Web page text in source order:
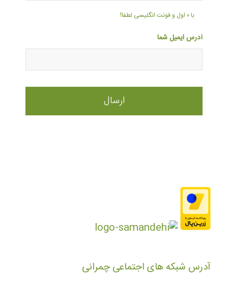
با ۰ اول و فونت انگلیسی لطفا!
آدرس ایمیل شما
آدرس شبکه های اجتماعی چمرانی